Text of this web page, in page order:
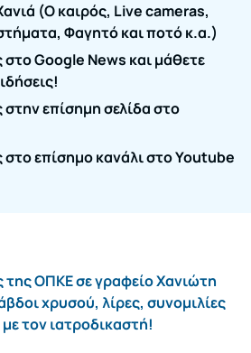
(O καιρός, Live cameras,
Φαγητό και ποτό κ.α.)
Google News και μάθετε
επίσημη σελίδα στο
επίσημο κανάλι στο Youtube
ΟΠΚΕ σε γραφείο Χανιώτη
χρυσού, λίρες, συνομιλίες
τον ιατροδικαστή!